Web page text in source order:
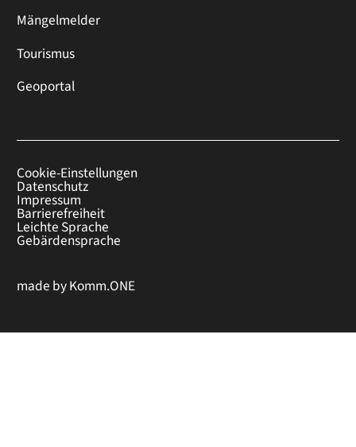
Mängelmelder
Tourismus
Geoportal
Cookie-Einstellungen
Datenschutz
Impressum
Barrierefreiheit
Leichte Sprache
Gebärdensprache
made byKomm.ONE